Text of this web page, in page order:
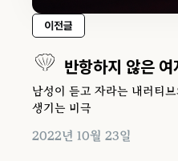
이전글
반항하지 않은
남성이 듣고 자라는 내러티
생기는 비극
2022년 10월 23일